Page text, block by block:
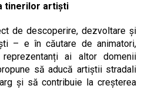
tinerilor artiști
de descoperire, dezvoltare și
– e în căutare de animatori,
ai altor domenii
să aducă artiștii stradali
și să contribuie la creșterea